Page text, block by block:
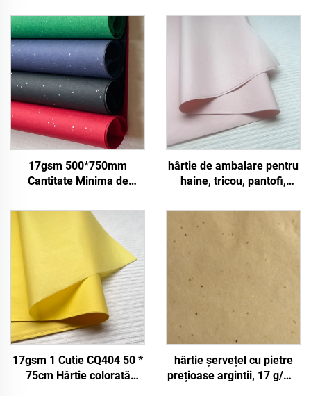
17gsm 500*750mm
Cantitate Minima de
Fabrica de Hartie de
Ambalaj Colorata pentru
Cadouri Alimentare si
Ridicata
hârtie de ambalare pentru
haine, tricou, pantofi,
dimensiune 50*75cm,
culoare, hârtie absorbantă,
solidă, direct din fabrică,
pentru alimente, fructe,
ambalare
17gsm 1 Cutie CQ404 50 *
75cm Hârtie colorată
hârtie șervețel cu pietre
prețioase argintii, 17 g/m²,